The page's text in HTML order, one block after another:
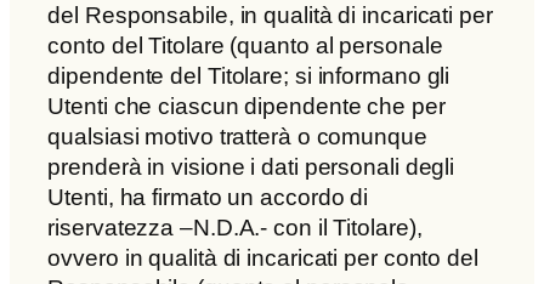
del Responsabile, in qualità di incaricati per
conto del Titolare (quanto al personale
dipendente del Titolare; si informano gli
Utenti che ciascun dipendente che per
qualsiasi motivo tratterà o comunque
prenderà in visione i dati personali degli
Utenti, ha firmato un accordo di
riservatezza –N.D.A.- con il Titolare),
ovvero in qualità di incaricati per conto del